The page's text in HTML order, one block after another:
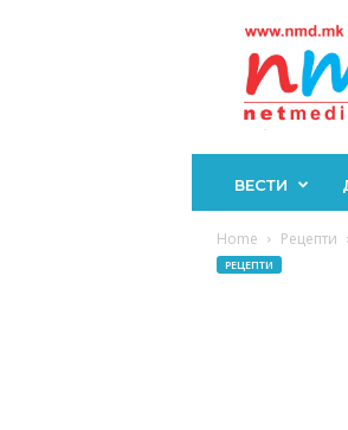
ВЕСТИ
Home Рецепти
РЕЦЕПТИ